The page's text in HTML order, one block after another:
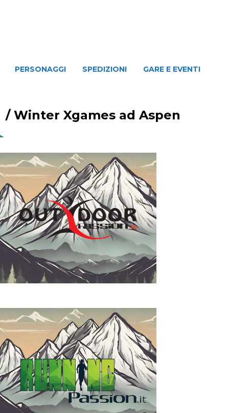
PERSONAGGI SPEDIZIONI GARE E EVENTI
/ Winter Xgames ad Aspen